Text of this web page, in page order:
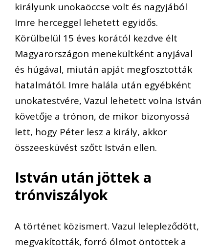
királyunk unokaöccse volt és nagyjából
Imre herceggel lehetett egyidős.
Körülbelül 15 éves korától kezdve élt
Magyarországon menekültként anyjával
és húgával, miután apját megfosztották
hatalmától. Imre halála után egyébként
unokatestvére, Vazul lehetett volna István
követője a trónon, de mikor bizonyossá
lett, hogy Péter lesz a király, akkor
összeesküvést szőtt István ellen.
István után jöttek a
trónviszályok
A történet közismert. Vazul lelepleződött,
megvakították, forró ólmot öntöttek a